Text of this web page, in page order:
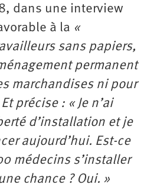
dans une interview
à la «
sans papiers,
permanent
marchandises ni pour
précise : « Je n’ai
d’installation et je
aujourd’hui. Est-ce
médecins s’installer
chance ? Oui. »